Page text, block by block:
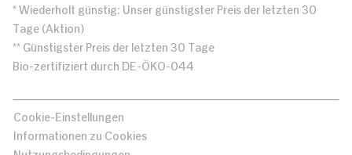
* Wiederholt günstig: Unser günstigster Preis der letzten 30
Tage (Aktion)
** Günstigster Preis der letzten 30 Tage
Bio-zertifiziert durch DE-ÖKO-044
Cookie-Einstellungen
Informationen zu Cookies